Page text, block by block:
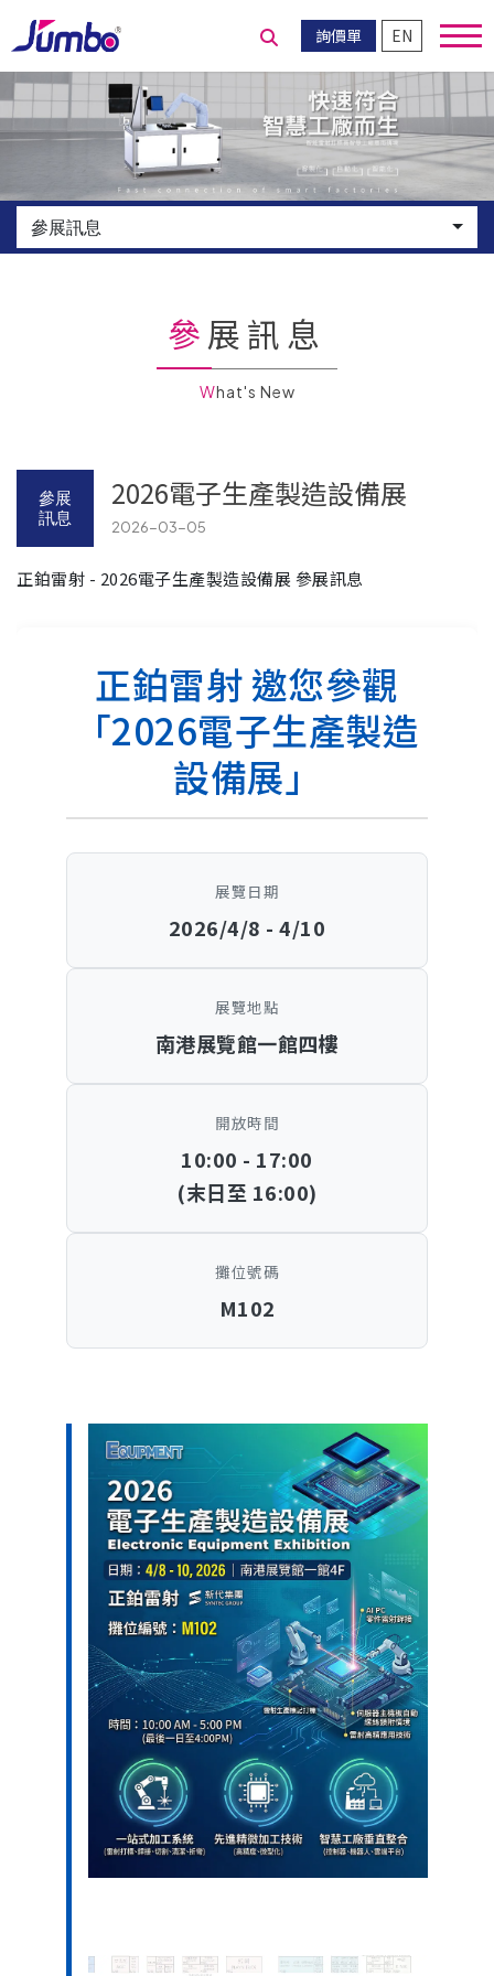
詢價單 EN
送出搜尋
參展訊息
參展訊息
What's New
參展
訊息
2026電子生產製造設備展
2026-03-05
正鉑雷射 - 2026電子生產製造設備展 參展訊息
正鉑雷射 邀您參觀
「2026電子生產製造
設備展」
展覽日期
2026/4/8 - 4/10
展覽地點
南港展覽館一館四樓
開放時間
10:00 - 17:00
(末日至 16:00)
攤位號碼
M102